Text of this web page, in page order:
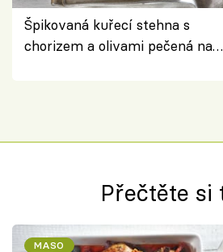
Špikovaná kuřecí stehna s
chorizem a olivami pečená na
Přečtěte si
MASO